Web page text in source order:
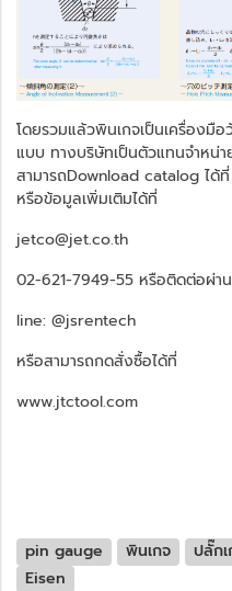
โดยรวมแล้วพินเกจเป็นเครื่องมื
แบบ ทางบริษัทเป็นตัวแทนจำหน่
สามารถDownload catalog ได้ที่
หรือข้อมูลเพิ่มเติมได้ที่
jetco@jet.co.th
02-621-7949-55 หรือติดต่อผ่า
line: @jsrentech
หรือสามารถกดสั่งซื้อได้ที่
www.jtctool.com
pin gauge พินเกจ ปลั๊ก
Eisen